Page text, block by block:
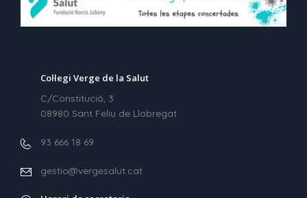
Col·legi Verge de la Salut
C/Constitució, 3
08980 Sant Feliu de Llobregat
93 666 18 69
gestio@vergesalut.cat